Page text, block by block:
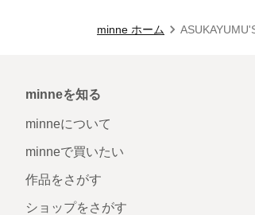
minne ホーム
minneを知る
minneについて
minneで買いたい
作品をさがす
ショップをさがす